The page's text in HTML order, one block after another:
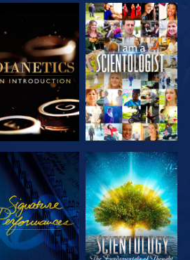
VERKEN DE
SERIE
KIJK
KIJK
VERKEN DE
SERIE